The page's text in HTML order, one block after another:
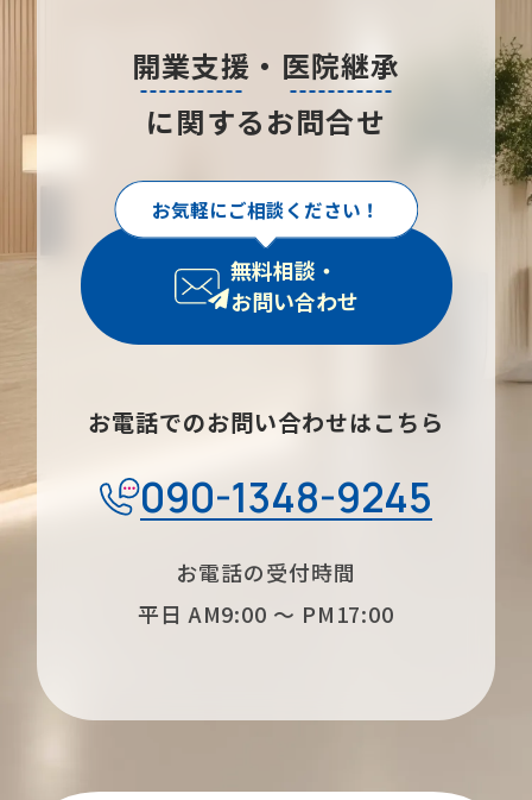
開業支援 ・ 医院継承
に関するお問合せ
お気軽にご相談ください！
無料相談・
お問い合わせ
お電話でのお問い合わせはこちら
090-1348-9245
お電話の受付時間
平日 AM9:00 〜 PM17:00